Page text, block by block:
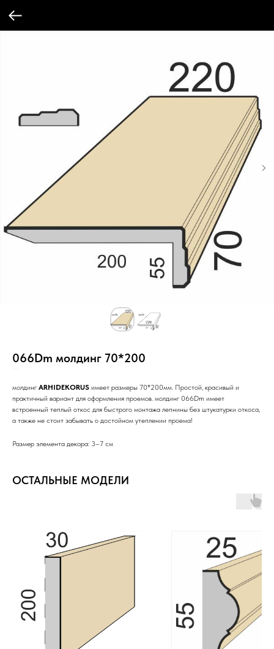
066Dm молдинг 70*200
молдинг ARHIDEKORUS имеет размеры 70*200мм. Простой, красивый и
практичный вариант для оформления проемов. молдинг 066Dm имеет
встроенный теплый откос для быстрого монтажа лепнины без штукатурки откоса,
а также не стоит забывать о достойном утеплении проема!
Размер элемента декора: 3–7 см
ОСТАЛЬНЫЕ МОДЕЛИ